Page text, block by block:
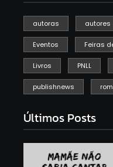
autoras autores
Eventos Feiras
Livros PNLL
publishnews
Últimos Posts